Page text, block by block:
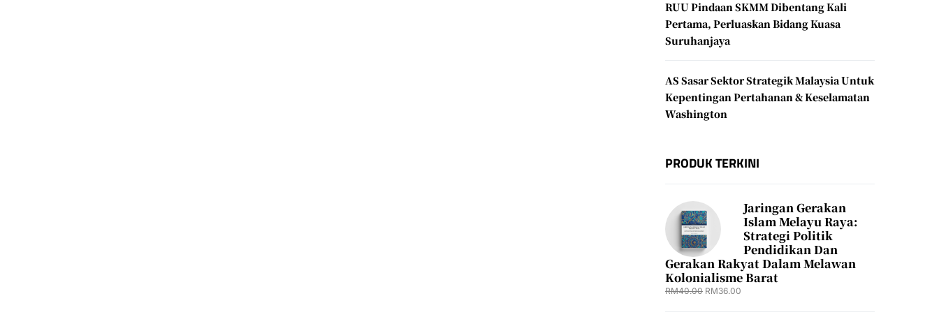
RUU Pindaan SKMM Dibentang Kali
Pertama, Perluaskan Bidang Kuasa
Suruhanjaya
AS Sasar Sektor Strategik Malaysia Untuk
Kepentingan Pertahanan & Keselamatan
Washington
PRODUK TERKINI
Jaringan Gerakan
Islam Melayu Raya:
Strategi Politik
Pendidikan Dan
Gerakan Rakyat Dalam Melawan
Kolonialisme Barat
RM40.00 RM36.00